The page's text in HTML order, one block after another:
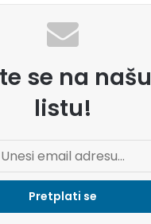
se na
listu!